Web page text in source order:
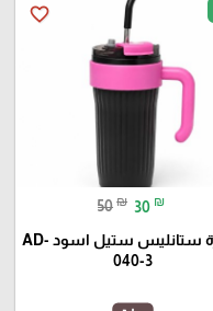
favorite_border
50 ₪ 30 ₪
مطرة ستانليس ستيل اسود AD-
040-3